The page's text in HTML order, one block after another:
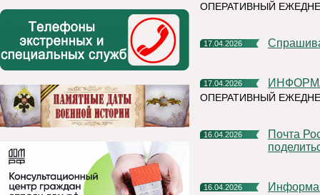
ОПЕРАТИВНЫЙ
17.04.2026
17.04.2026
ОПЕРАТИВНЫЙ
16.04.2026
Почта России поможет участникам Библионочи в Сыктывкаре
16.04.2026